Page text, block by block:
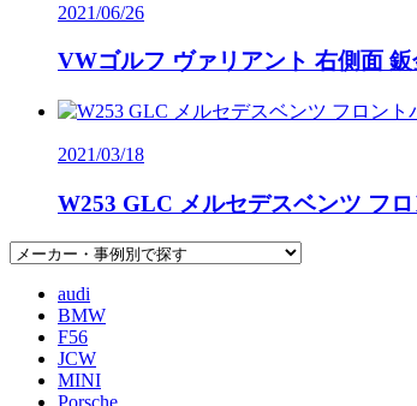
2021/06/26
VWゴルフ ヴァリアント 右側面 鈑
2021/03/18
W253 GLC メルセデスベンツ フ
audi
BMW
F56
JCW
MINI